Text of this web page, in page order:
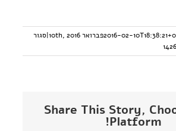
2016-02-פברואר 10th, 2016 |סגור
Share This Story,
Platform!